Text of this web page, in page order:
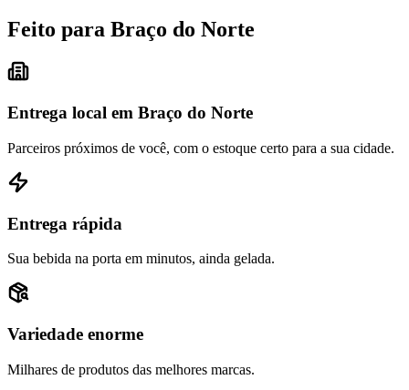
Feito para Braço do Norte
Entrega local em Braço do Norte
Parceiros próximos de você, com o estoque certo para a sua cidade.
Entrega rápida
Sua bebida na porta em minutos, ainda gelada.
Variedade enorme
Milhares de produtos das melhores marcas.